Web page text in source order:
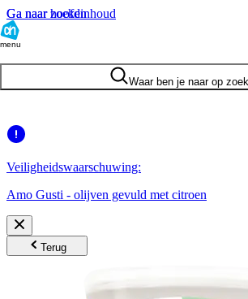
Ga naar hoofdinhoud
Ga naar zoeken
menu
Waar ben je naar op
Veiligheidswaarschuwing:
Amo Gusti - olijven gevuld met citroen
Terug